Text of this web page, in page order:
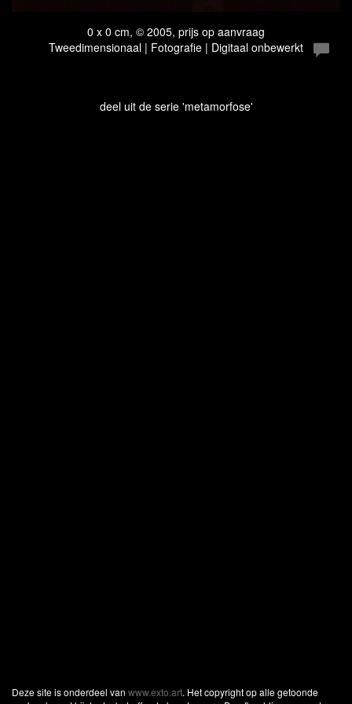
0 x 0 cm, © 2005, prijs op aanvraag
Tweedimensionaal | Fotografie | Digitaal onbewerkt
deel uit de serie 'metamorfose'
Deze site is onderdeel van www.exto.art. Het copyright op alle getoonde